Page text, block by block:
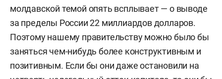
молдавской темой опять всплывает — о выводе
за пределы России 22 миллиардов долларов.
Поэтому нашему правительству можно было бы
заняться чем-нибудь более конструктивным и
позитивным. Если бы они даже остановили на